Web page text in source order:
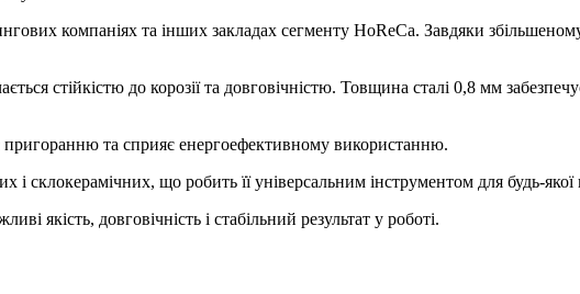
компаніях та інших закладах сегменту HoReCa. Завдяки
стійкістю до корозії та довговічністю. Товщина сталі 0,8 мм
пригоранню та сприяє енергоефективному використанню.
склокерамічних, що робить її універсальним інструментом для будь-якої
якість, довговічність і стабільний результат у роботі.